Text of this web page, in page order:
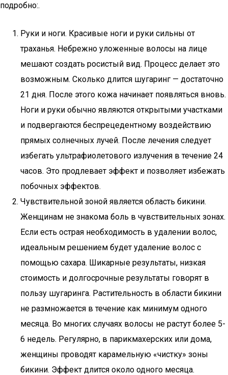
подробно:.
Руки и ноги. Красивые ноги и руки сильны от
траханья. Небрежно уложенные волосы на лице
мешают создать росистый вид. Процесс делает это
возможным. Сколько длится шугаринг — достаточно
21 дня. После этого кожа начинает появляться вновь.
Ноги и руки обычно являются открытыми участками
и подвергаются беспрецедентному воздействию
прямых солнечных лучей. После лечения следует
избегать ультрафиолетового излучения в течение 24
часов. Это продлевает эффект и позволяет избежать
побочных эффектов.
Чувствительной зоной является область бикини.
Женщинам не знакома боль в чувствительных зонах.
Если есть острая необходимость в удалении волос,
идеальным решением будет удаление волос с
помощью сахара. Шикарные результаты, низкая
стоимость и долгосрочные результаты говорят в
пользу шугаринга. Растительность в области бикини
не размножается в течение как минимум одного
месяца. Во многих случаях волосы не растут более 5-
6 недель. Регулярно, в парикмахерских или дома,
женщины проводят карамельную «чистку» зоны
бикини. Эффект длится около одного месяца.